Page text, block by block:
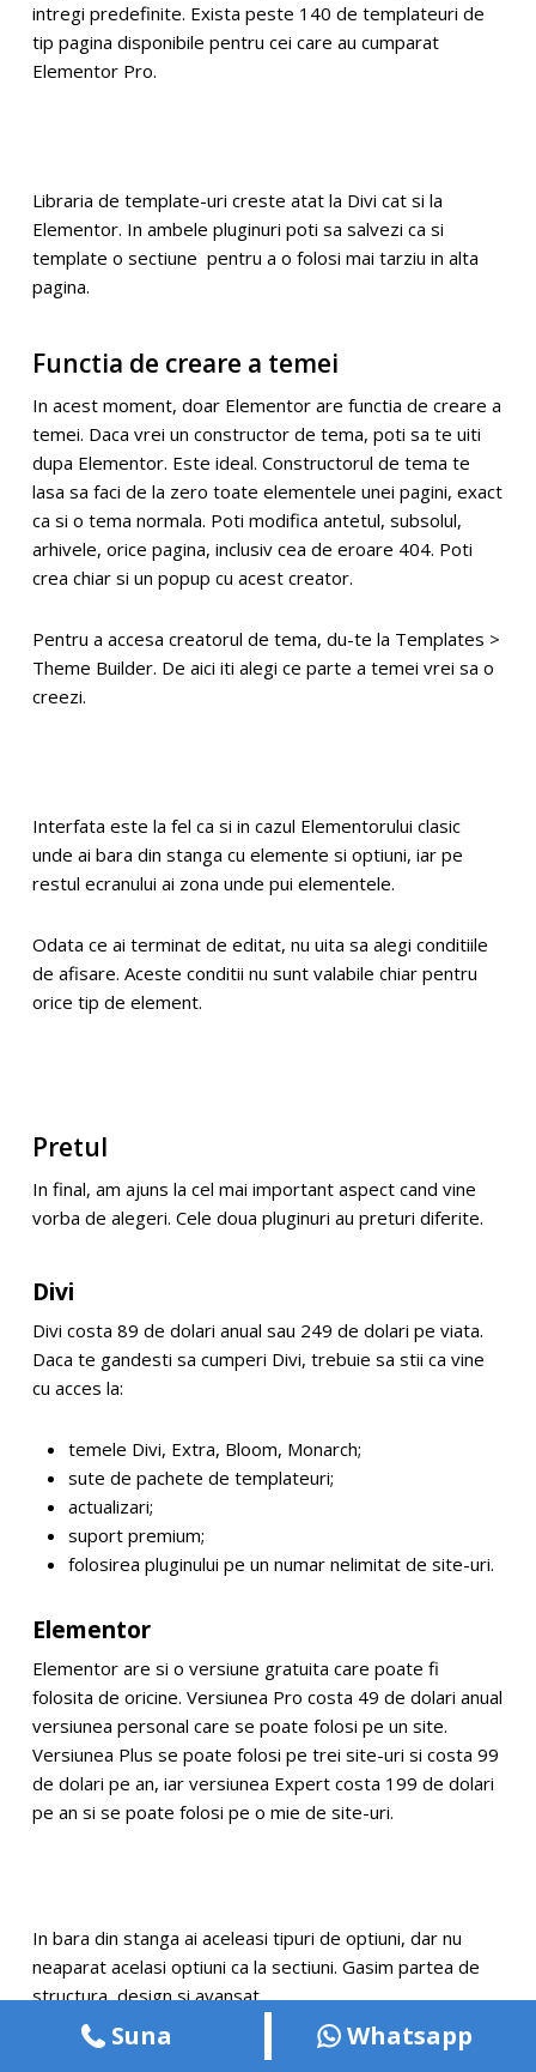
intregi predefinite. Exista peste 140 de templateuri de
tip pagina disponibile pentru cei care au cumparat
Elementor Pro.
Libraria de template-uri creste atat la Divi cat si la
Elementor. In ambele pluginuri poti sa salvezi ca si
template o sectiune pentru a o folosi mai tarziu in alta
pagina.
Functia de creare a temei
In acest moment, doar Elementor are functia de creare a
temei. Daca vrei un constructor de tema, poti sa te uiti
dupa Elementor. Este ideal. Constructorul de tema te
lasa sa faci de la zero toate elementele unei pagini, exact
ca si o tema normala. Poti modifica antetul, subsolul,
arhivele, orice pagina, inclusiv cea de eroare 404. Poti
crea chiar si un popup cu acest creator.
Pentru a accesa creatorul de tema, du-te la Templates >
Theme Builder. De aici iti alegi ce parte a temei vrei sa o
creezi.
Interfata este la fel ca si in cazul Elementorului clasic
unde ai bara din stanga cu elemente si optiuni, iar pe
restul ecranului ai zona unde pui elementele.
Odata ce ai terminat de editat, nu uita sa alegi conditiile
de afisare. Aceste conditii nu sunt valabile chiar pentru
orice tip de element.
Pretul
In final, am ajuns la cel mai important aspect cand vine
vorba de alegeri. Cele doua pluginuri au preturi diferite.
Divi
Divi costa 89 de dolari anual sau 249 de dolari pe viata.
Daca te gandesti sa cumperi Divi, trebuie sa stii ca vine
cu acces la:
temele Divi, Extra, Bloom, Monarch;
sute de pachete de templateuri;
actualizari;
suport premium;
folosirea pluginului pe un numar nelimitat de site-uri.
Elementor
Elementor are si o versiune gratuita care poate fi
folosita de oricine. Versiunea Pro costa 49 de dolari anual
versiunea personal care se poate folosi pe un site.
Versiunea Plus se poate folosi pe trei site-uri si costa 99
de dolari pe an, iar versiunea Expert costa 199 de dolari
pe an si se poate folosi pe o mie de site-uri.
In bara din stanga ai aceleasi tipuri de optiuni, dar nu
neaparat acelasi optiuni ca la sectiuni. Gasim partea de
structura, design si avansat.
Suna Whatsapp